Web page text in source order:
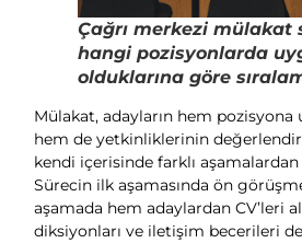
Çağrı merkezi mülakat
hangi pozisyonlarda
olduklarına göre
Mülakat, adayların hem pozisyona
hem de yetkinliklerinin
kendi içerisinde farklı
Sürecin ilk aşamasında ön
aşamada hem adaylardan CV’leri
diksiyonları ve iletişim becerileri